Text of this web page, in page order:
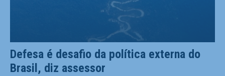
Defesa é desafio da política externa do
Brasil, diz assessor